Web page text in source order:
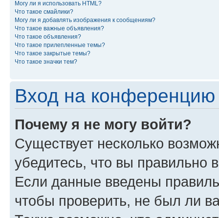
Могу ли я использовать HTML?
Что такое смайлики?
Могу ли я добавлять изображения к сообщениям?
Что такое важные объявления?
Что такое объявления?
Что такое прилепленные темы?
Что такое закрытые темы?
Что такое значки тем?
Вход на конференцию
Почему я не могу войти?
Существует несколько
убедитесь, что вы правильно
Если данные введены
чтобы проверить, не был ли